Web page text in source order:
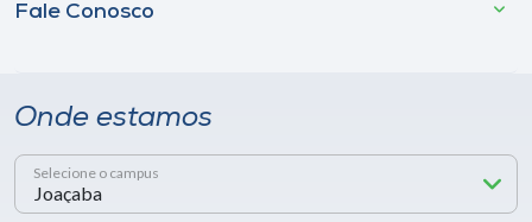
Fale Conosco
Onde estamos
Selecione o campus